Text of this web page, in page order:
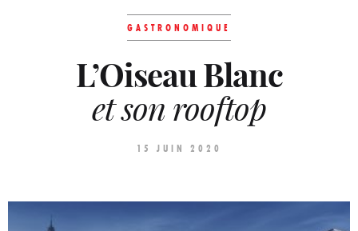
GASTRONOMIQUE
L’Oiseau Blanc
et son rooftop
15 JUIN 2020